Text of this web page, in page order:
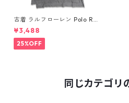
古着 ラルフローレン Polo Ral
ph Lauren 半袖 ポロシャツ ワ
ンポイント 杢グレー 表記：L
gd406129n w50531
¥3,488
25%OFF
同じカテゴリ